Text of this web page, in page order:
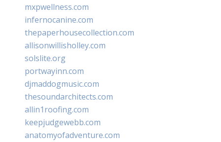
mxpwellness.com
infernocanine.com
thepaperhousecollection.com
allisonwillisholley.com
solslite.org
portwayinn.com
djmaddogmusic.com
thesoundarchitects.com
allin1roofing.com
keepjudgewebb.com
anatomyofadventure.com